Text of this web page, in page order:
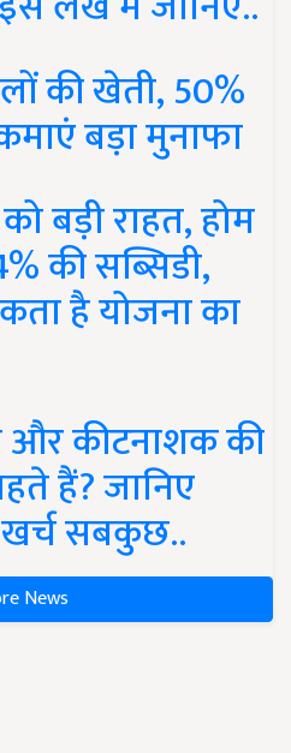
की खेती, 50%
बड़ा मुनाफा
बड़ी राहत, होम
की सब्सिडी,
है योजना का
और कीटनाशक की
हैं? जानिए
खर्च सबकुछ..
News